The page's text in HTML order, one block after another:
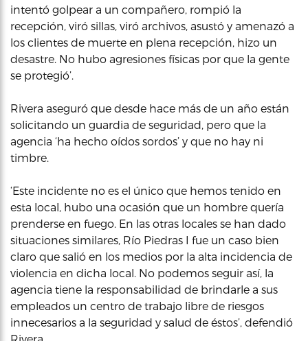
intentó golpear a un compañero, rompió la
recepción, viró sillas, viró archivos, asustó y amenazó a
los clientes de muerte en plena recepción, hizo un
desastre. No hubo agresiones físicas por que la gente
se protegió’.
Rivera aseguró que desde hace más de un año están
solicitando un guardia de seguridad, pero que la
agencia ‘ha hecho oídos sordos’ y que no hay ni
timbre.
‘Este incidente no es el único que hemos tenido en
esta local, hubo una ocasión que un hombre quería
prenderse en fuego. En las otras locales se han dado
situaciones similares, Río Piedras I fue un caso bien
claro que salió en los medios por la alta incidencia de
violencia en dicha local. No podemos seguir así, la
agencia tiene la responsabilidad de brindarle a sus
empleados un centro de trabajo libre de riesgos
innecesarios a la seguridad y salud de éstos’, defendió